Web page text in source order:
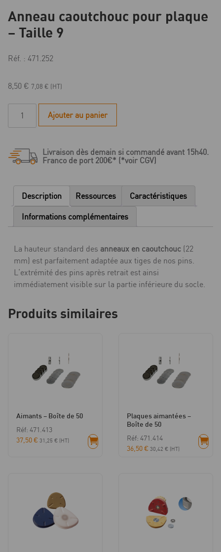
Anneau caoutchouc pour plaque
– Taille 9
Réf. : 471.252
8,50 € 7,08 € (HT)
pour
Taille
Ajouter au panier
Livraison dès demain si commandé avant 15h40.
Franco de port 200€* (*voir CGV)
Description Ressources Caractéristiques
Informations complémentaires
La hauteur standard des anneaux en caoutchouc (22
mm) est parfaitement adaptée aux tiges de nos pins.
L‘extrémité des pins après retrait est ainsi
immédiatement visible sur la partie inférieure du socle.
Produits similaires
Aimants – Boîte de 50
Réf: 471.413
37,50€ 31,25 € (HT)
Plaques aimantées –
Boîte de 50
Réf: 471.414
36,50€ 30,42 € (HT)